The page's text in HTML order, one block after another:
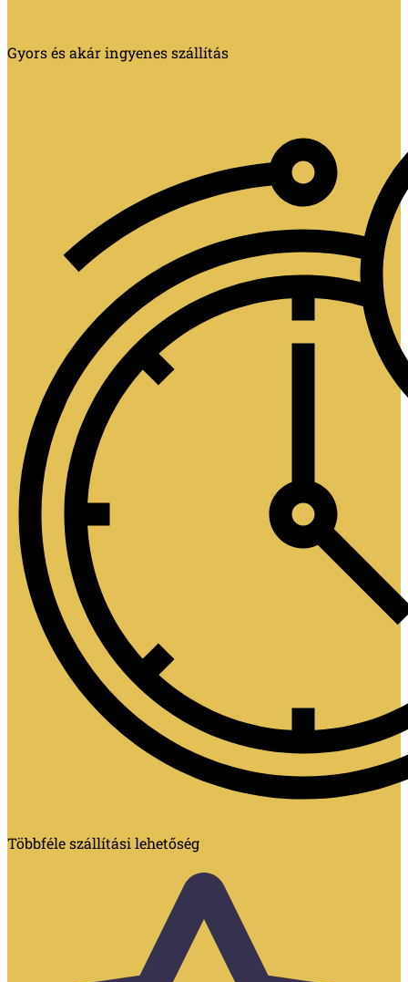
Gyors és akár ingyenes szállítás
Többféle szállítási lehetőség